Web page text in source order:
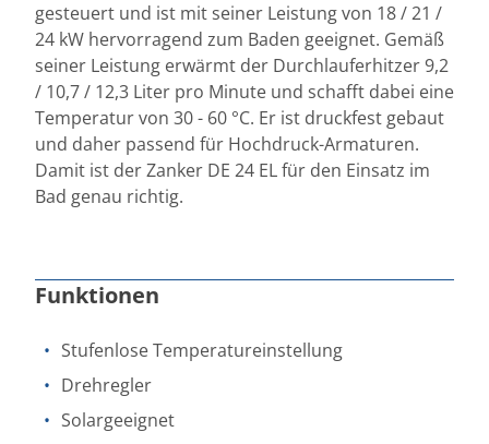
gesteuert und ist mit seiner Leistung von 18 / 21 /
24 kW hervorragend zum Baden geeignet. Gemäß
seiner Leistung erwärmt der Durchlauferhitzer 9,2
/ 10,7 / 12,3 Liter pro Minute und schafft dabei eine
Temperatur von 30 - 60 °C. Er ist druckfest gebaut
und daher passend für Hochdruck-Armaturen.
Damit ist der Zanker DE 24 EL für den Einsatz im
Bad genau richtig.
Funktionen
Stufenlose Temperatureinstellung
Drehregler
Solargeeignet